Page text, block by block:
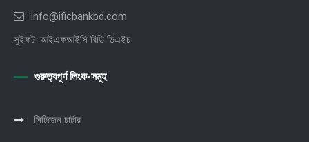
info@ificbankbd.com
সুইফট: আইএফআইসি বিডি ডিএইচ
গুরুত্বপূর্ণ লিংক-সমূহ
সিটিজেন চার্টার